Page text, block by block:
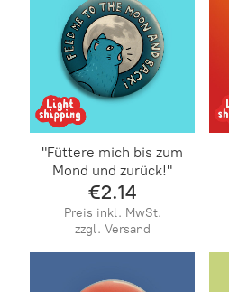
"Füttere mich bis zum
Mond und zurück!"
€2.14
Preis inkl. MwSt.
zzgl. Versand